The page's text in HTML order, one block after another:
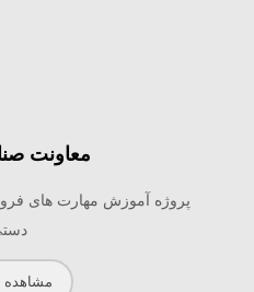
معاونت
پروژه آموزش مهارت های
مشاهده